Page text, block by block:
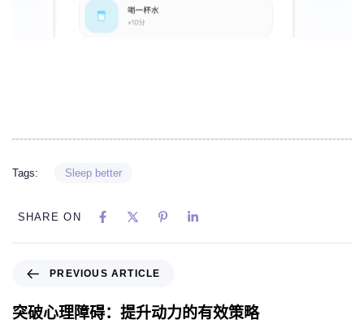
Tags: Sleep better
SHARE ON
PREVIOUS ARTICLE
突破心理障碍：提升动力的有效策略